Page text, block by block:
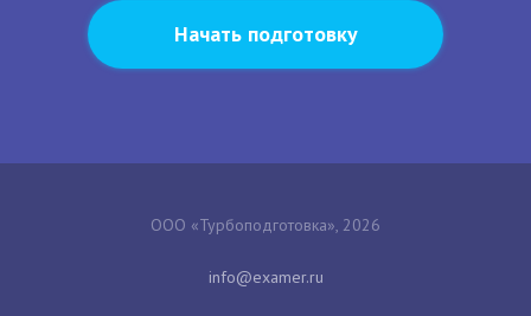
Начать подготовку
ООО «Турбоподготовка», 2026